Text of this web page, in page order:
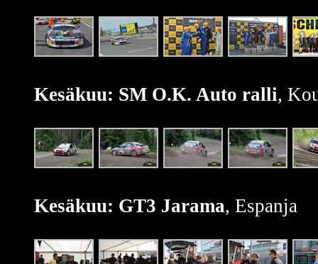
Kesäkuu: SM O.K. Auto ralli,
Kesäkuu: GT3 Jarama, Espanja